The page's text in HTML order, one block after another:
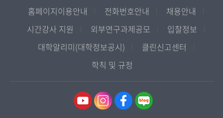
사회과학대학
대구경북지역대학
인천지역대학
광주전남지역대학
울산지역대학
강원지역대학
원격교육혁신연구원
통합인문학연구소
종합교육연수원
진로심리상담
교육정보화본부
OpenVLab
홈페이지이용안내 전화번호안내
채용안내
시간강사 지원
외부연구과제공모
입찰정보
대학알리미(대학정보공시)
클린신고센터
학칙 및 규정